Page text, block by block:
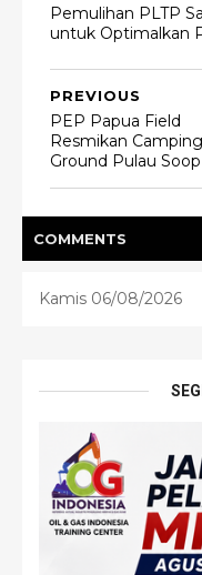
Pemulihan PLTP
untuk Optimalkan
PREVIOUS
PEP Papua Field
Resmikan Camping
Ground Pulau Soop
COMMENTS
Kamis 06/08/2026